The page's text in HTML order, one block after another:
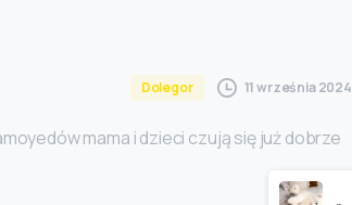
Dolegor 11 września 2024
mama i dzieci czują się już dobrze